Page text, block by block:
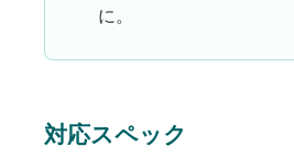
に。
対応スペック